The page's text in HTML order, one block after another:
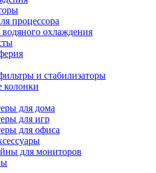
процессора
охлаждения
и стабилизаторы
для дома
для игр
для офиса
для мониторов